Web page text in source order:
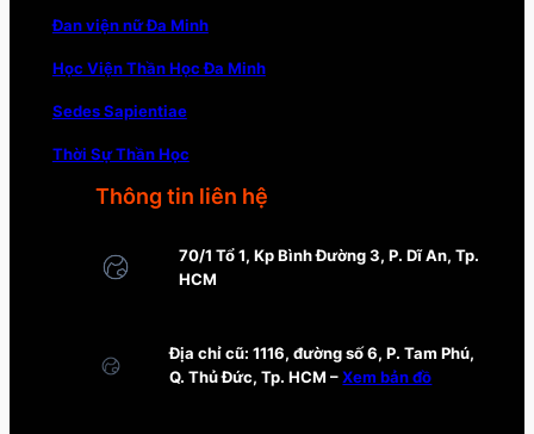
Đan viện nữ Đa Minh
Học Viện Thần Học Đa Minh
Sedes Sapientiae
Thời Sự Thần Học
Thông tin liên hệ
70/1 Tổ 1, Kp Bình Đường 3, P. Dĩ An, Tp.
HCM
Địa chỉ cũ: 1116, đường số 6, P. Tam Phú,
Q. Thủ Đức, Tp. HCM –Xem bản đồ